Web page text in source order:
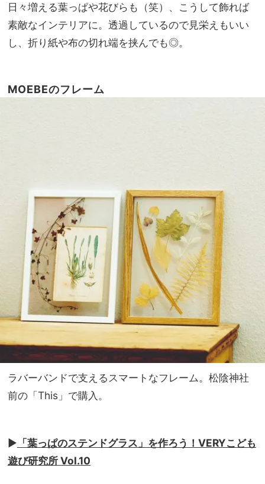
日々増える葉っぱや花びらも（笑）、こうして飾れば
素敵なインテリアに。透過しているので見栄えもいい
し、折り紙や布の切れ端を挟んでも◎。
MOEBEのフレーム
ラバーバンドで支えるスマートなフレーム。松陰神社
前の「This」で購入。
▶︎ 「葉っぱのステンドグラス」を作ろう！VERYこども
遊び研究所 Vol.10